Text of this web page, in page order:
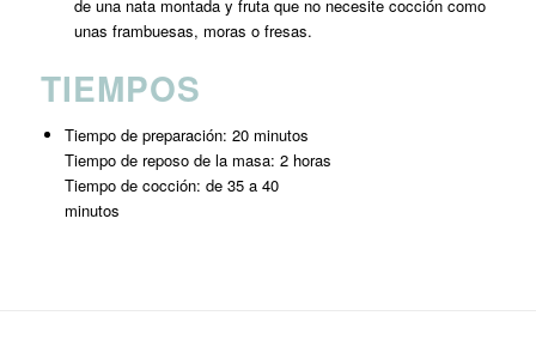
de una nata montada y fruta que no necesite cocción como
unas frambuesas, moras o fresas.
TIEMPOS
Tiempo de preparación: 20 minutos
Tiempo de reposo de la masa: 2 horas
Tiempo de cocción: de 35 a 40
minutos